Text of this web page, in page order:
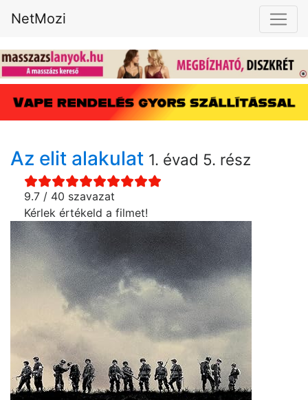
NetMozi
Az elit alakulat 1. évad 5. rész
9.7 / 40 szavazat
Kérlek értékeld a filmet!